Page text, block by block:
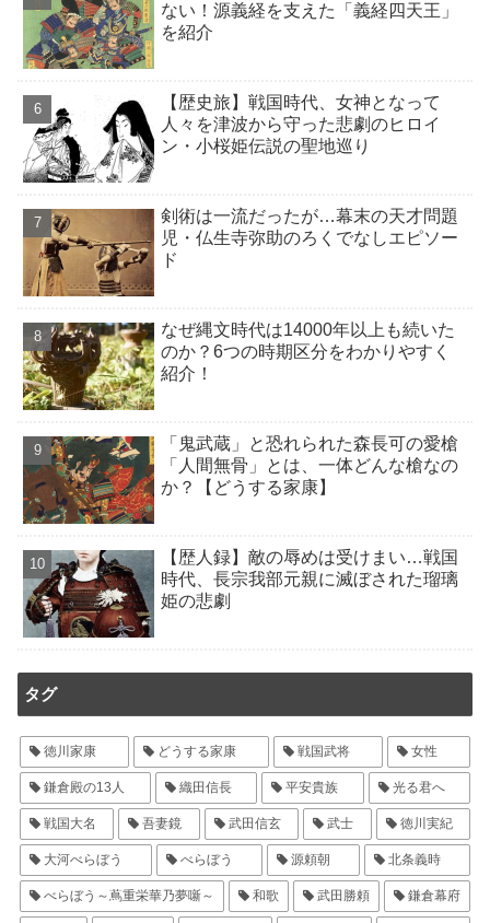
ない！源義経を支えた「義経四天王」
を紹介
【歴史旅】戦国時代、女神となって
人々を津波から守った悲劇のヒロイ
ン・小桜姫伝説の聖地巡り
剣術は一流だったが…幕末の天才問題
児・仏生寺弥助のろくでなしエピソー
ド
なぜ縄文時代は14000年以上も続いた
のか？6つの時期区分をわかりやすく
紹介！
「鬼武蔵」と恐れられた森長可の愛槍
「人間無骨」とは、一体どんな槍なの
か？【どうする家康】
【歴人録】敵の辱めは受けまい…戦国
時代、長宗我部元親に滅ぼされた瑠璃
姫の悲劇
タグ
徳川家康 どうする家康 戦国武将 女性
鎌倉殿の13人 織田信長 平安貴族 光る君へ
戦国大名 吾妻鏡 武田信玄 武士 徳川実紀
大河べらぼう べらぼう 源頼朝 北条義時
べらぼう～蔦重栄華乃夢噺～ 和歌 武田勝頼 鎌倉幕府